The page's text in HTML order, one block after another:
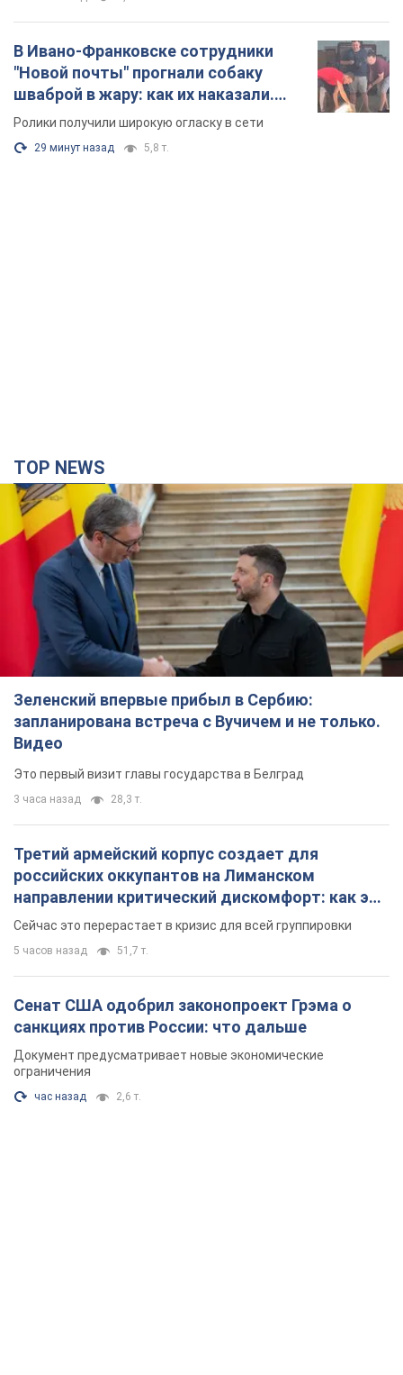
В Ивано-Франковске сотрудники
"Новой почты" прогнали собаку
шваброй в жару: как их наказали.
Видео
Ролики получили широкую огласку в сети
29 минут назад 5,8 т.
TOP NEWS
Зеленский впервые прибыл в Сербию:
запланирована встреча с Вучичем и не только.
Видео
Это первый визит главы государства в Белград
3 часа назад 28,3 т.
Третий армейский корпус создает для
российских оккупантов на Лиманском
направлении критический дискомфорт: как это
удалось
Сейчас это перерастает в кризис для всей группировки
5 часов назад 51,7 т.
Сенат США одобрил законопроект Грэма о
санкциях против России: что дальше
Документ предусматривает новые экономические
ограничения
час назад 2,6 т.